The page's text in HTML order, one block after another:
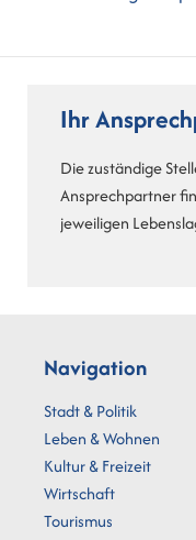
Ihr
Die zuständige
Ansprechpartner
jeweiligen
Navigation
Stadt & Politik
Leben & Wohnen
Kultur & Freizeit
Wirtschaft
Tourismus